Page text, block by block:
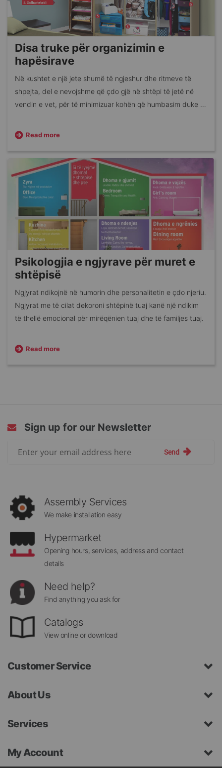
Disa truke për organizimin e
hapësirave
Në kushtet e një jete shumë të ngjeshur dhe ritmeve të
shpejta, del e nevojshme që çdo gjë në shtëpi të jetë në
vendin e vet, për të minimizuar kohën që humbasim duke i
Read more
Psikologjia e ngjyrave për muret e
shtëpisë
Ngjyrat ndikojnë në humorin dhe personalitetin e çdo njeriu.
Ngjyrat me të cilat dekoroni shtëpinë tuaj kanë një ndikim
të thellë emocional për mirëqënien tuaj dhe të familjes tuaj.
Read more
Sign up for our Newsletter
Send
Assembly Services
We make installation easy
Hypermarket
Opening hours, services, address and contact
details
Need help?
Find anything you ask for
Catalogs
View online or download
Customer Service
About Us
Services
My Account